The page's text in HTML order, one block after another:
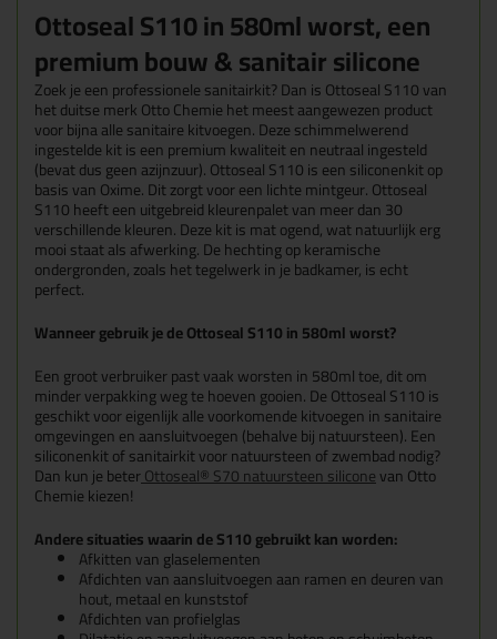
Ottoseal S110 in 580ml worst, een
premium bouw & sanitair silicone
Zoek je een professionele sanitairkit? Dan is Ottoseal S110 van
het duitse merk Otto Chemie het meest aangewezen product
voor bijna alle sanitaire kitvoegen. Deze schimmelwerend
ingestelde kit is een premium kwaliteit en neutraal ingesteld
(bevat dus geen azijnzuur). Ottoseal S110 is een siliconenkit op
basis van Oxime. Dit zorgt voor een lichte mintgeur. Ottoseal
S110 heeft een uitgebreid kleurenpalet van meer dan 30
verschillende kleuren. Deze kit is mat ogend, wat natuurlijk erg
mooi staat als afwerking. De hechting op keramische
ondergronden, zoals het tegelwerk in je badkamer, is echt
perfect.
Wanneer gebruik je de Ottoseal S110 in 580ml worst?
Een groot verbruiker past vaak worsten in 580ml toe, dit om
minder verpakking weg te hoeven gooien. De Ottoseal S110 is
geschikt voor eigenlijk alle voorkomende kitvoegen in sanitaire
omgevingen en aansluitvoegen (behalve bij natuursteen). Een
siliconenkit of sanitairkit voor natuursteen of zwembad nodig?
Dan kun je beterOttoseal® S70 natuursteen siliconevan Otto
Chemie kiezen!
Andere situaties waarin de S110 gebruikt kan worden:
Afkitten van glaselementen
Afdichten van aansluitvoegen aan ramen en deuren van
hout, metaal en kunststof
Afdichten van profielglas